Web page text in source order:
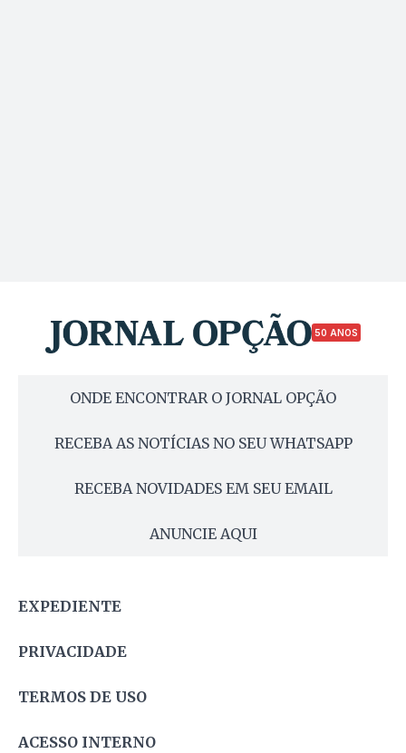
50 ANOS
ONDE ENCONTRAR O JORNAL OPÇÃO
RECEBA AS NOTÍCIAS NO SEU WHATSAPP
RECEBA NOVIDADES EM SEU EMAIL
ANUNCIE AQUI
EXPEDIENTE
PRIVACIDADE
TERMOS DE USO
ACESSO INTERNO